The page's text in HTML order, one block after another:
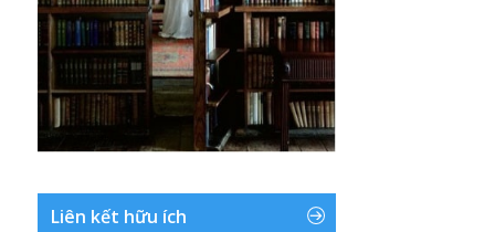
Liên kết hữu ích